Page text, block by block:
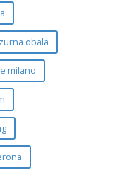
obala
milano